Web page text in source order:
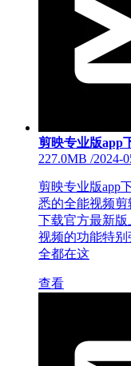
剪映专业版app
227.0MB /2024-
剪映专业版app
悉的全能视频
下载官方最新
视频的功能特
全都在这
查看